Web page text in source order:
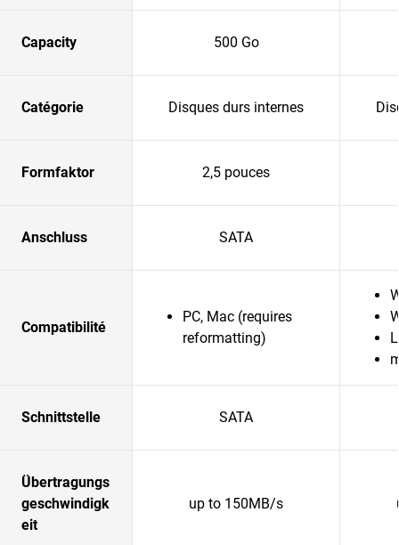
Capacity 500 Go
Catégorie Disques durs internes
Formfaktor 2,5 pouces
Anschluss SATA
Compatibilité
PC, Mac (requires
reformatting)
Schnittstelle SATA
Übertragungs
geschwindigk
eit
up to 150MB/s